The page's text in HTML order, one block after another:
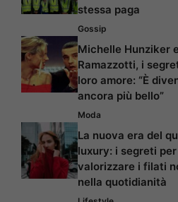
stessa paga
Gossip
Michelle Hunziker
Ramazzotti, i
loro amore: “È
ancora più bello”
Moda
La nuova era del
luxury: i segreti per
valorizzare i filati
nella quotidianità